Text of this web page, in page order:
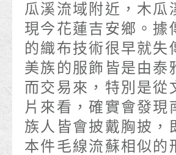
瓜溪流域附近，木瓜
現今花蓮吉安鄉。據
的織布技術很早就失
美族的服飾皆是由泰
而交易來，特別是從
片來看，確實會發現
族人皆會披戴胸披，
本件毛線流蘇相似的